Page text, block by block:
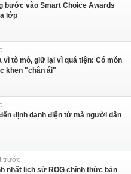
bước vào Smart Choice Awards
lớp
vì tò mò, giữ lại vì quá tiện: Có món
khen "chân ái"
định danh điện tử mà người dân
trước
nhất lịch sử ROG chính thức bán